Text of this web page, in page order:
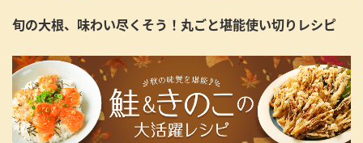
旬の大根、味わい尽くそう！丸ごと堪能使い切りレシピ